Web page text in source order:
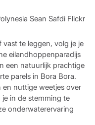
te leggen, volg je je
eilandhoppenparadijs
een natuurlijk prachtige
parels in Bora Bora.
en nuttige weetjes over
in de stemming te
onderwaterervaring